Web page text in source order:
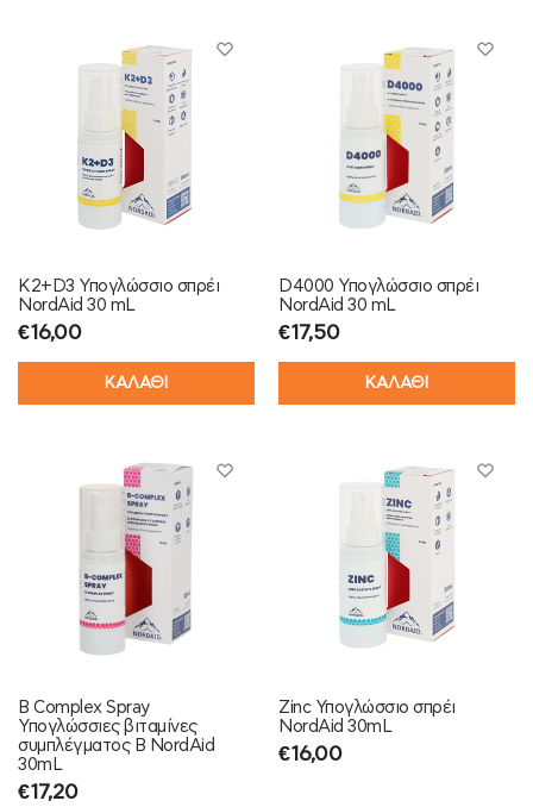
K2+D3 Υπογλώσσιο σπρέι
NordAid 30 mL
€16,00
ΚΑΛΑΘΙ
D4000 Υπογλώσσιο σπρέι
NordAid 30 mL
€17,50
ΚΑΛΑΘΙ
B Complex Spray
Υπογλώσσιες βιταμίνες
συμπλέγματος Β NordAid
30mL
€17,20
Zinc Υπογλώσσιο σπρέι
NordAid 30mL
€16,00